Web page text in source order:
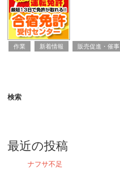
作業 新着情報 販売促進・催事
検索
最近の投稿
ナフサ不足